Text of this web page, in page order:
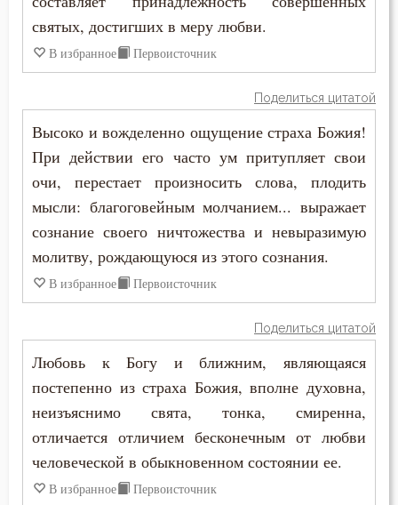
Гордость
Господь
Грех
Девство
Деньги
Добро
Добродетель
Душа
Елеосвящение
Феофан Затворник
Филарет Московский (Дроздов)
святых, достигших в меру любви.
В избранное Первоисточник
Поделиться цитатой
Высоко и вожделенно ощущение страха Божия!
При действии его часто ум притупляет свои
очи, перестает произносить слова, плодить
мысли: благоговейным молчанием... выражает
сознание своего ничтожества и невыразимую
молитву, рождающуюся из этого сознания.
В избранное Первоисточник
Поделиться цитатой
Любовь к Богу и ближним, являющаяся
постепенно из страха Божия, вполне духовна,
неизъяснимо свята, тонка, смиренна,
отличается отличием бесконечным от любви
человеческой в обыкновенном состоянии ее.
В избранное Первоисточник